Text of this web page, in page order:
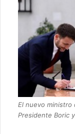
El nuevo ministro
Presidente Boric